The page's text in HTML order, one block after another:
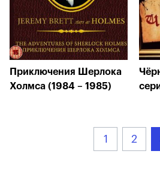
Приключения Шерлока
Холмса (1984 – 1985)
1 2